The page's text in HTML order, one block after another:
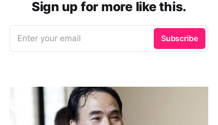
Sign up for more like this.
Enter your email Subscribe